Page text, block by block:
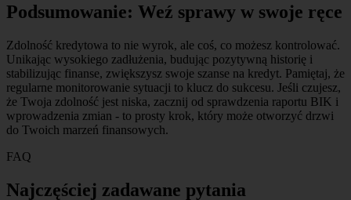
Podsumowanie: Weź sprawy w swoje ręce
Zdolność kredytowa to nie wyrok, ale coś, co możesz kontrolować.
Unikając wysokiego zadłużenia, budując pozytywną historię i
stabilizując finanse, zwiększysz swoje szanse na kredyt. Pamiętaj, że
regularne monitorowanie sytuacji to klucz do sukcesu. Jeśli czujesz,
że Twoja zdolność jest niska, zacznij od sprawdzenia raportu BIK i
wprowadzenia zmian - to prosty krok, który może otworzyć drzwi
do Twoich marzeń finansowych.
FAQ
Najczęściej zadawane pytania